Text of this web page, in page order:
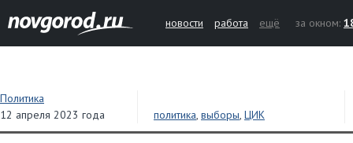
новости работа ещё за окном:
Политика
12 апреля 2023 года
политика, выборы, ЦИК